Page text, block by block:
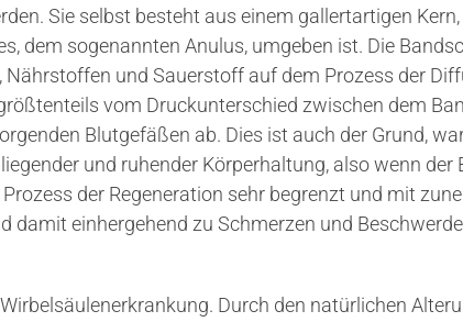
Sie selbst besteht aus einem gallertartigen
dem sogenannten Anulus, umgeben ist. Die
und Sauerstoff auf dem Prozess der
vom Druckunterschied zwischen dem
Blutgefäßen ab. Dies ist auch der Grund,
und ruhender Körperhaltung, also wenn
der Regeneration sehr begrenzt und mit
damit einhergehend zu Schmerzen und
Durch den natürlichen